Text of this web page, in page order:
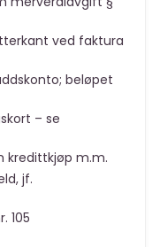
ved faktura
beløpet
– se
kredittkjøp m.m.
jf.
105